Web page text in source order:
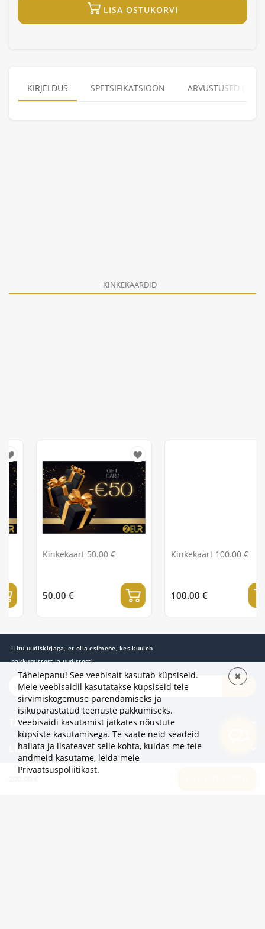
LISA OSTUKORVI
KIRJELDUS SPETSIFIKATSIOON ARVUSTUSED (0)
KINKEKAARDID
Kinkekaart 50.00 €
50.00 €
Kinkekaart 100.00 €
100.00 €
Liitu uudiskirjaga, et olla esimene, kes kuuleb
pakkumistest ja uudistest!
TELLI
TEAVE
LISAKS
KATEGOORIAD
Tähelepanu! See veebisait kasutab küpsiseid.
Meie veebisaidil kasutatakse küpsiseid teie
sirvimiskogemuse parendamiseks ja
isikupärastatud teenuste pakkumiseks.
Veebisaidi kasutamist jätkates nõustute
küpsiste kasutamisega. Te saate neid seadeid
hallata ja lisateavet selle kohta, kuidas me teie
andmeid kasutame, leida meie
Privaatsuspoliitikast.
✖